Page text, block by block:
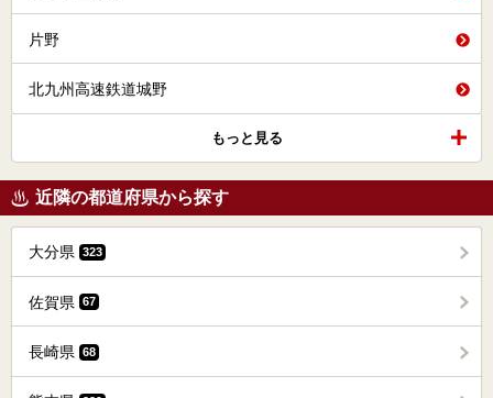
片野
北九州高速鉄道城野
もっと見る
近隣の都道府県から探す
大分県 323
佐賀県 67
長崎県 68